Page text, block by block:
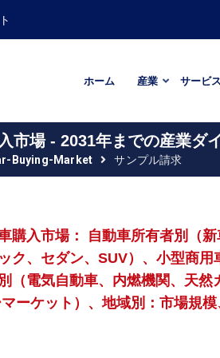
ホーム 産業 サービス
市場 - 2031年までの産業ダ
Buying-Market サンプル請求
購入市場： 自動車所有者別（
ク、セダン、SUV）、小型商
（電気自動車、内燃機関、天
ーケット）、地域別：市場規